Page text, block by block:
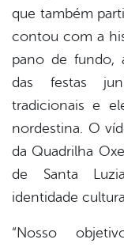
que também
contou com a
pano de fundo,
das festas
tradicionais e
nordestina. O
da Quadrilha
de Santa
identidade
“Nosso